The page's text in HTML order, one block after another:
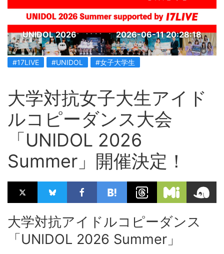
UNIDOL 2026 2026-06-11 20:28:18
#17LIVE #UNIDOL #女子大学生
大学対抗女子大生アイド
ルコピーダンス大会
「UNIDOL 2026
Summer」開催決定！
大学対抗アイドルコピーダンス
「UNIDOL 2026 Summer」